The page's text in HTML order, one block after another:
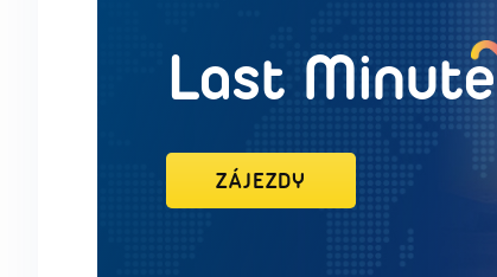
Last Minute
ZÁJEZDY